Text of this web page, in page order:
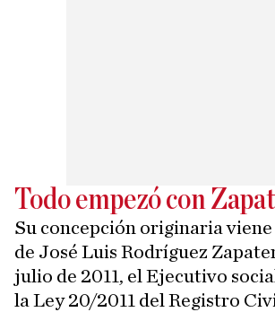
Todo empezó con
Su concepción originaria viene
de José Luis Rodríguez
julio de 2011, el Ejecutivo
la Ley 20/2011 del Registro